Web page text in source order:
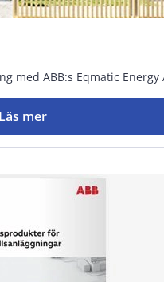
med ABB:s Eqmatic Energy
Läs mer